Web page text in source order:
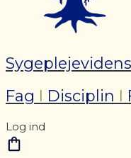
Fag I Disciplin I
Log ind